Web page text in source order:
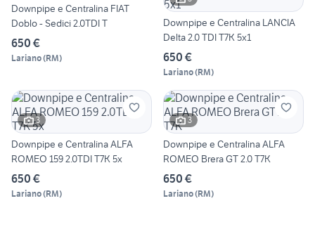
Downpipe e Centralina FIAT
Doblo - Sedici 2.0TDI T
650 €
Lariano(RM)
Downpipe e Centralina LANCIA
Delta 2.0 TDI T7K 5x1
650 €
Lariano(RM)
3
Downpipe e Centralina ALFA
ROMEO 159 2.0TDI T7K 5x
650 €
Lariano(RM)
3
Downpipe e Centralina ALFA
ROMEO Brera GT 2.0 T7K
650 €
Lariano(RM)